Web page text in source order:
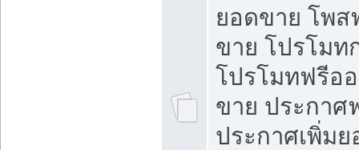
ยอดขาย โพส
ขาย โปรโมท
โปรโมทฟรีอ
ขาย ประกาศ
ประกาศเพิ่ม